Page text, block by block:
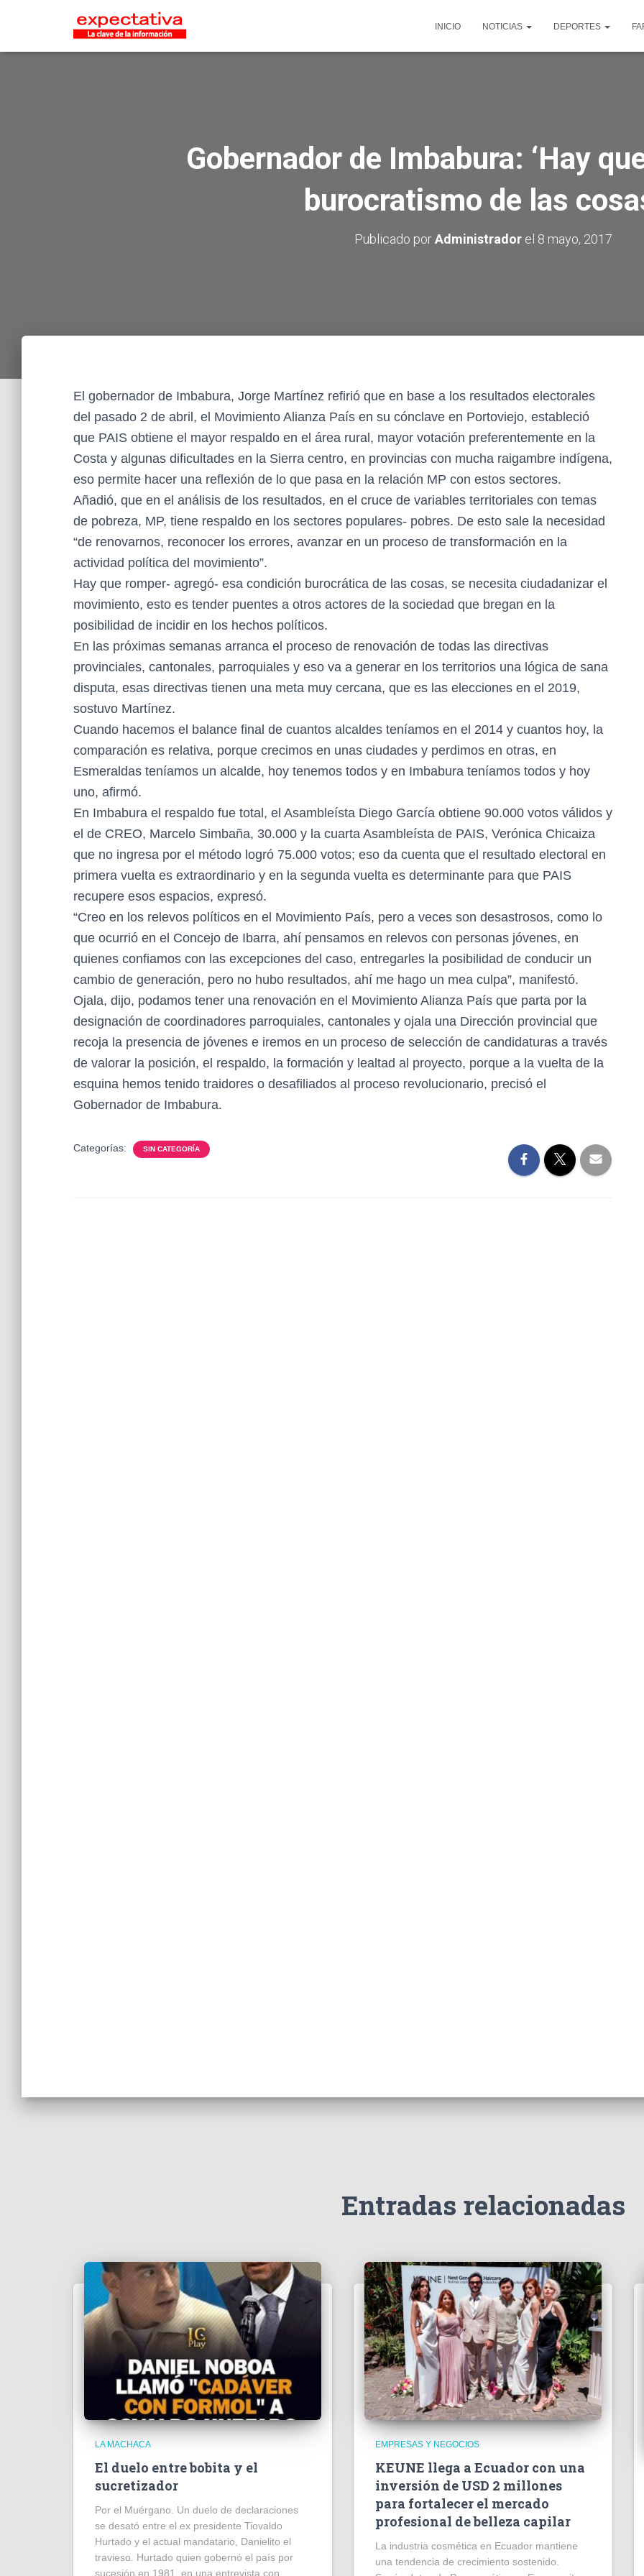
INICIO NOTICIAS DEPORTES
Gobernador de Imbabura: ‘Hay
burocratismo de las
Publicado porAdministradorel 8 mayo, 2017
El gobernador de Imbabura, Jorge Martínez refirió que en base a los resultados electorales
del pasado 2 de abril, el Movimiento Alianza País en su cónclave en Portoviejo, estableció
que PAIS obtiene el mayor respaldo en el área rural, mayor votación preferentemente en la
Costa y algunas dificultades en la Sierra centro, en provincias con mucha raigambre indígena,
eso permite hacer una reflexión de lo que pasa en la relación MP con estos sectores.
Añadió, que en el análisis de los resultados, en el cruce de variables territoriales con temas
de pobreza, MP, tiene respaldo en los sectores populares- pobres. De esto sale la necesidad
“de renovarnos, reconocer los errores, avanzar en un proceso de transformación en la
actividad política del movimiento”.
Hay que romper- agregó- esa condición burocrática de las cosas, se necesita ciudadanizar el
movimiento, esto es tender puentes a otros actores de la sociedad que bregan en la
posibilidad de incidir en los hechos políticos.
En las próximas semanas arranca el proceso de renovación de todas las directivas
provinciales, cantonales, parroquiales y eso va a generar en los territorios una lógica de sana
disputa, esas directivas tienen una meta muy cercana, que es las elecciones en el 2019,
sostuvo Martínez.
Cuando hacemos el balance final de cuantos alcaldes teníamos en el 2014 y cuantos hoy, la
comparación es relativa, porque crecimos en unas ciudades y perdimos en otras, en
Esmeraldas teníamos un alcalde, hoy tenemos todos y en Imbabura teníamos todos y hoy
uno, afirmó.
En Imbabura el respaldo fue total, el Asambleísta Diego García obtiene 90.000 votos válidos y
el de CREO, Marcelo Simbaña, 30.000 y la cuarta Asambleísta de PAIS, Verónica Chicaiza
que no ingresa por el método logró 75.000 votos; eso da cuenta que el resultado electoral en
primera vuelta es extraordinario y en la segunda vuelta es determinante para que PAIS
recupere esos espacios, expresó.
“Creo en los relevos políticos en el Movimiento País, pero a veces son desastrosos, como lo
que ocurrió en el Concejo de Ibarra, ahí pensamos en relevos con personas jóvenes, en
quienes confiamos con las excepciones del caso, entregarles la posibilidad de conducir un
cambio de generación, pero no hubo resultados, ahí me hago un mea culpa”, manifestó.
Ojala, dijo, podamos tener una renovación en el Movimiento Alianza País que parta por la
designación de coordinadores parroquiales, cantonales y ojala una Dirección provincial que
recoja la presencia de jóvenes e iremos en un proceso de selección de candidaturas a través
de valorar la posición, el respaldo, la formación y lealtad al proyecto, porque a la vuelta de la
esquina hemos tenido traidores o desafiliados al proceso revolucionario, precisó el
Gobernador de Imbabura.
Categorías: SIN CATEGORÍA
Entradas relacionadas
LA MACHACA
El duelo entre bobita y el
sucretizador
Por el Muérgano. Un duelo de declaraciones
se desató entre el ex presidente Tiovaldo
Hurtado y el actual mandatario, Danielito el
travieso. Hurtado quien gobernó el país por
sucesión en 1981, en una entrevista con
EMPRESAS Y NEGOCIOS
KEUNE llega a Ecuador con una
inversión de USD 2 millones
para fortalecer el mercado
profesional de belleza capilar
La industria cosmética en Ecuador mantiene
una tendencia de crecimiento sostenido.